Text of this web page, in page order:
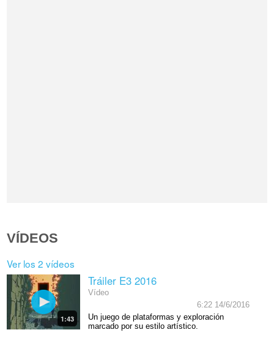
VÍDEOS
Ver los 2 vídeos
1:43
Tráiler E3 2016
Vídeo
6:22 14/6/2016
Un juego de plataformas y exploración
marcado por su estilo artístico.